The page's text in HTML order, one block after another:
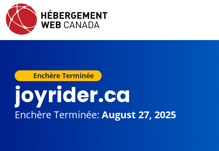
Enchère Terminée
joyrider.ca
Enchère Terminée: August 27, 2025